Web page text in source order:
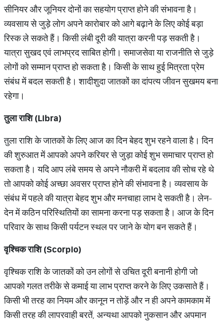
सीनियर और जूनियर दोनों का सहयोग प्राप्त होने की संभावना है।
व्यवसाय से जुड़े लोग अपने कारोबार को आगे बढ़ाने के लिए कोई बड़ा
रिस्क ले सकते हैं। किसी लंबी दूरी की यात्रा करनी पड़ सकती है।
यात्रा सुखद एवं लाभप्रद साबित होगी। समाजसेवा या राजनीति से जुड़े
लोगों को सम्मान प्राप्त हो सकता है। किसी के साथ हुई मित्रता प्रेम
संबंध में बदल सकती है। शादीशुदा जातकों का दांपत्य जीवन सुखमय बना
रहेगा।
तुला राशि (Libra)
तुला राशि के जातकों के लिए आज का दिन बेहद शुभ रहने वाला है। दिन
की शुरुआत में आपको अपने करियर से जुड़ा कोई शुभ समाचार प्राप्त हो
सकता है। यदि आप लंबे समय से अपने नौकरी में बदलाव की सोच रहे थे
तो आपको कोई अच्छा अवसर प्राप्त होने की संभावना है। व्यवसाय के
संबंध में पहले की यात्रा बेहद शुभ और मनचाहा लाभ दे सकती है। लेन-
देन में कठिन परिस्थितियों का सामना करना पड़ सकता है। आज के दिन
परिवार के साथ किसी पर्यटन स्थल पर जाने के योग बन सकते हैं।
वृश्चिक राशि (Scorpio)
वृश्चिक राशि के जातकों को उन लोगों से उचित दूरी बनानी होगी जो
आपको गलत तरीके से कमाई या लाभ प्राप्त करने के लिए उकसाते हैं।
किसी भी तरह का नियम और कानून न तोड़ें और न ही अपने कामकाम में
किसी तरह की लापरवाही बरतें, अन्यथा आपको नुकसान और अपमान